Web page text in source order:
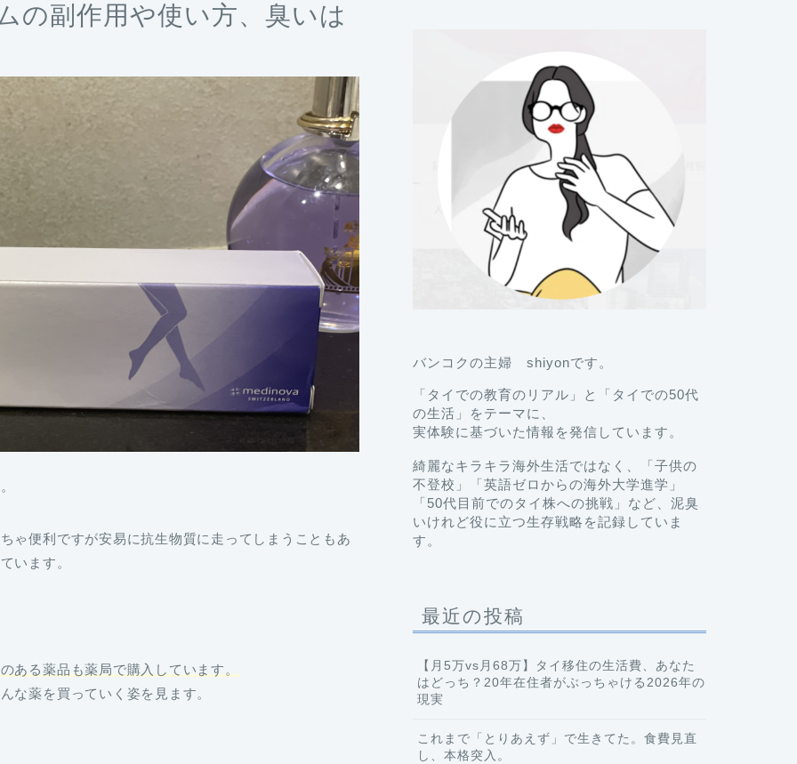
の副作用や使い方、臭いは
ゃ便利ですが安易に抗生物質に走ってしまうこともあ
います。
ある薬品も薬局で購入しています。
な薬を買っていく姿を見ます。
バンコクの主婦 shiyonです。
「タイでの教育のリアル」と「タイでの50代
の生活」をテーマに、
実体験に基づいた情報を発信しています。
綺麗なキラキラ海外生活ではなく、「子供の
不登校」「英語ゼロからの海外大学進学」
「50代目前でのタイ株への挑戦」など、泥臭
いけれど役に立つ生存戦略を記録していま
す。
最近の投稿
【月5万vs月68万】タイ移住の生活費、あなた
はどっち？20年在住者がぶっちゃける2026年の
現実
これまで「とりあえず」で生きてた。食費見直
し、本格突入。